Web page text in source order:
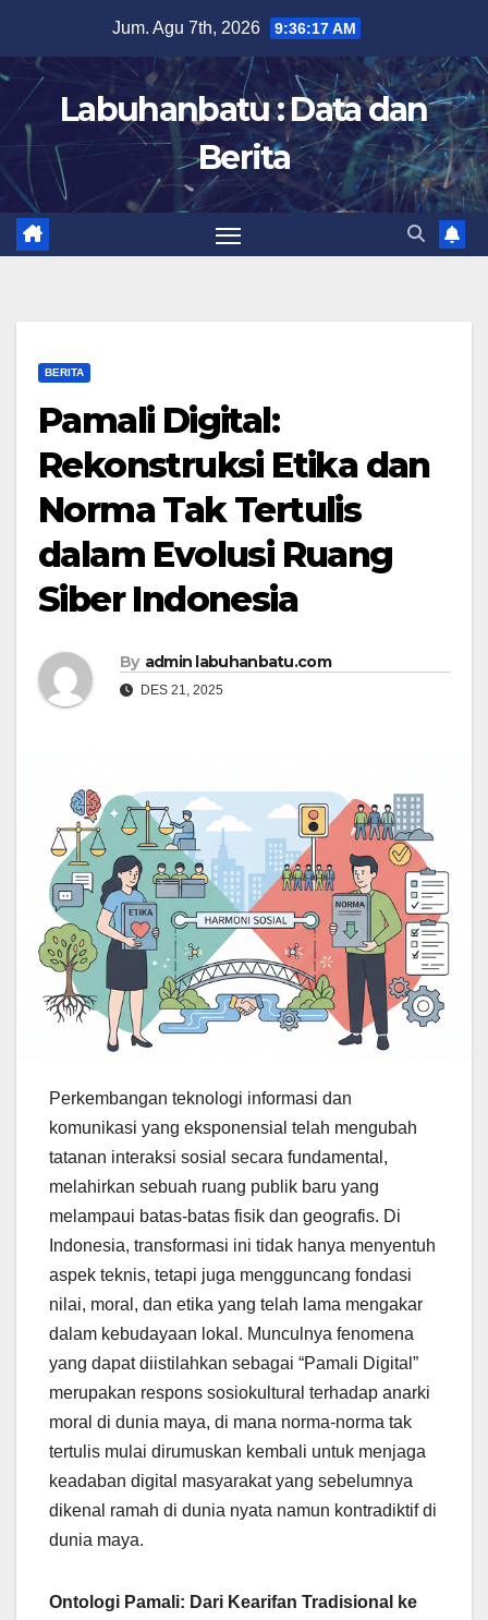
content
Jum. Agu 7th, 2026 9:36:18 AM
Labuhanbatu : Data dan
Berita
BERITA
Pamali Digital:
Rekonstruksi Etika dan
Norma Tak Tertulis
dalam Evolusi Ruang
Siber Indonesia
By admin labuhanbatu.com
DES 21, 2025
Perkembangan teknologi informasi dan
komunikasi yang eksponensial telah mengubah
tatanan interaksi sosial secara fundamental,
melahirkan sebuah ruang publik baru yang
melampaui batas-batas fisik dan geografis. Di
Indonesia, transformasi ini tidak hanya menyentuh
aspek teknis, tetapi juga mengguncang fondasi
nilai, moral, dan etika yang telah lama mengakar
dalam kebudayaan lokal. Munculnya fenomena
yang dapat diistilahkan sebagai “Pamali Digital”
merupakan respons sosiokultural terhadap anarki
moral di dunia maya, di mana norma-norma tak
tertulis mulai dirumuskan kembali untuk menjaga
keadaban digital masyarakat yang sebelumnya
dikenal ramah di dunia nyata namun kontradiktif di
dunia maya.
Ontologi Pamali: Dari Kearifan Tradisional ke